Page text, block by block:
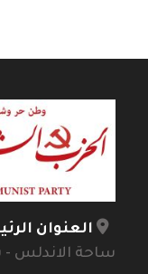
العنوان
ساحة الاندلس -